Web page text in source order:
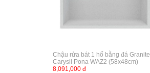
Chậu rửa bát 1 hố bằng đá Granite
Carysil Pona WAZ2 (58x48cm)
8,091,000 đ